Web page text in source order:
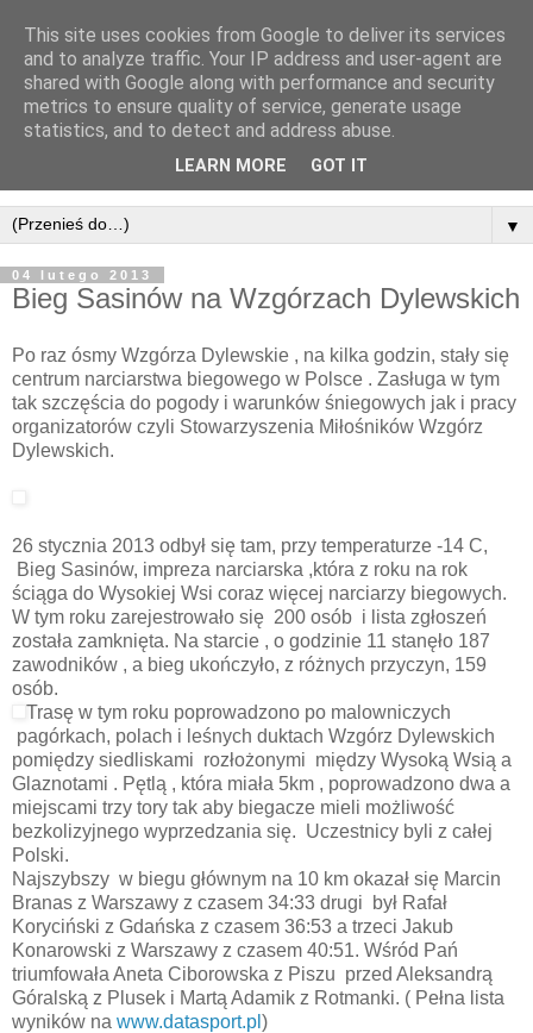
▼
04 lutego 2013
Bieg Sasinów na Wzgórzach Dylewskich
Po raz ósmy Wzgórza Dylewskie , na kilka godzin, stały się
centrum narciarstwa biegowego w Polsce . Zasługa w tym
tak szczęścia do pogody i warunków śniegowych jak i pracy
organizatorów czyli Stowarzyszenia Miłośników Wzgórz
Dylewskich.
26 stycznia 2013 odbył się tam, przy temperaturze -14 C,
Bieg Sasinów, impreza narciarska ,która z roku na rok
ściąga do Wysokiej Wsi coraz więcej narciarzy biegowych.
W tym roku zarejestrowało się 200 osób i lista zgłoszeń
została zamknięta. Na starcie , o godzinie 11 stanęło 187
zawodników , a bieg ukończyło, z różnych przyczyn, 159
osób.
Trasę w tym roku poprowadzono po malowniczych
pagórkach, polach i leśnych duktach Wzgórz Dylewskich
pomiędzy siedliskami rozłożonymi między Wysoką Wsią a
Glaznotami . Pętlą , która miała 5km , poprowadzono dwa a
miejscami trzy tory tak aby biegacze mieli możliwość
bezkolizyjnego wyprzedzania się. Uczestnicy byli z całej
Polski.
Najszybszy w biegu głównym na 10 km okazał się Marcin
Branas z Warszawy z czasem 34:33 drugi był Rafał
Koryciński z Gdańska z czasem 36:53 a trzeci Jakub
Konarowski z Warszawy z czasem 40:51. Wśród Pań
triumfowała Aneta Ciborowska z Piszu przed Aleksandrą
Góralską z Plusek i Martą Adamik z Rotmanki. ( Pełna lista
wyników na www.datasport.pl )
This site uses cookies from Google to deliver its services
and to analyze traffic. Your IP address and user-agent are
shared with Google along with performance and security
metrics to ensure quality of service, generate usage
statistics, and to detect and address abuse.
LEARN MORE GOT IT